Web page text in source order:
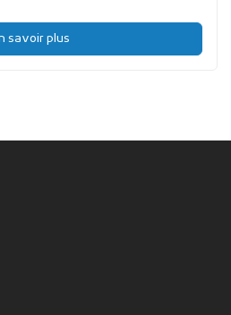
savoir plus